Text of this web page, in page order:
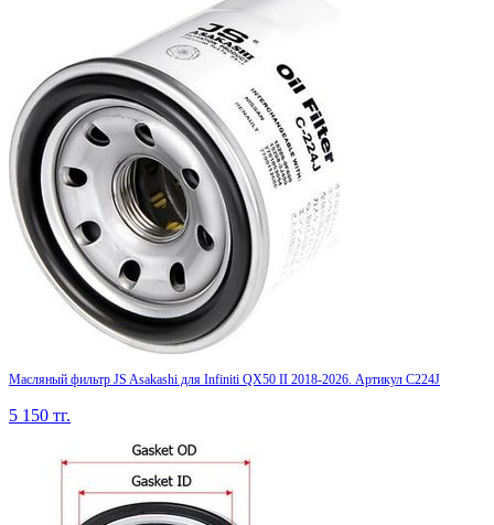
Масляный фильтр JS Asakashi для Infiniti QX50 II 2018-2026. Артикул C224J
5 150 тг.